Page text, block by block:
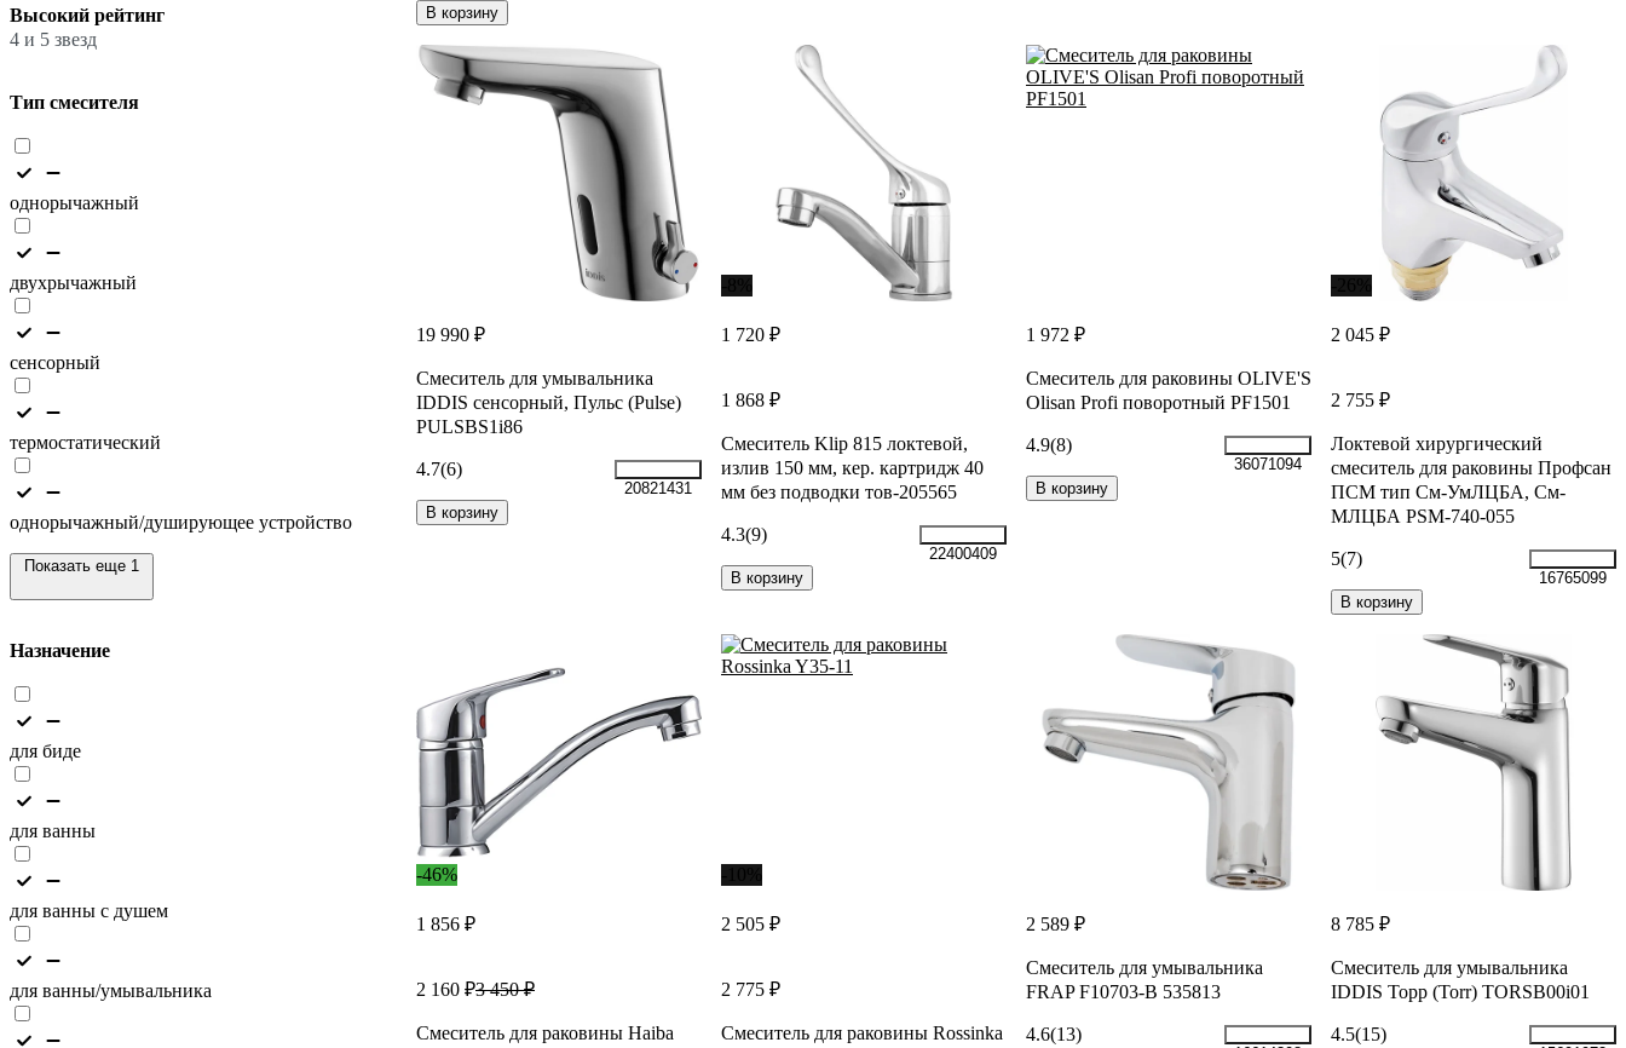
Высокий рейтинг
4 и 5 звезд
Тип смесителя
однорычажный
двухрычажный
сенсорный
термостатический
однорычажный/душирующее устройство
Показать еще 1
Назначение
для биде
для ванны
для ванны с душем
для ванны/умывальника
В корзину
19 990 ₽
Смеситель для умывальника
IDDIS сенсорный, Пульс (Pulse)
PULSBS1i86
4.7(6)
20821431
В корзину
1 720 ₽
1 868 ₽
Смеситель Klip 815 локтевой,
излив 150 мм, кер. картридж 40
мм без подводки тов-205565
4.3(9)
22400409
В корзину
1 972 ₽
Смеситель для раковины OLIVE'S
Olisan Profi поворотный PF1501
4.9(8)
36071094
В корзину
2 045 ₽
2 755 ₽
Локтевой хирургический
смеситель для раковины Профсан
ПСМ тип См-УмЛЦБА, См-
МЛЦБА PSM-740-055
5(7)
16765099
В корзину
-46%
1 856 ₽
2 160 ₽3 450 ₽
Смеситель для раковины Haiba
2 505 ₽
2 775 ₽
Смеситель для раковины Rossinka
2 589 ₽
Смеситель для умывальника
FRAP F10703-B 535813
4.6(13)
8 785 ₽
Смеситель для умывальника
IDDIS Торр (Torr) TORSB00i01
4.5(15)